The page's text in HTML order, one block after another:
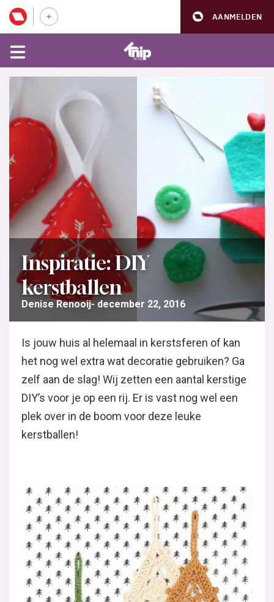
AANMELDEN
Inspiratie: DIY
kerstballen
Denise Renooij december 22, 2016
Is jouw huis al helemaal in kerstsferen of kan
het nog wel extra wat decoratie gebruiken? Ga
zelf aan de slag! Wij zetten een aantal kerstige
DIY’s voor je op een rij. Er is vast nog wel een
plek over in de boom voor deze leuke
kerstballen!